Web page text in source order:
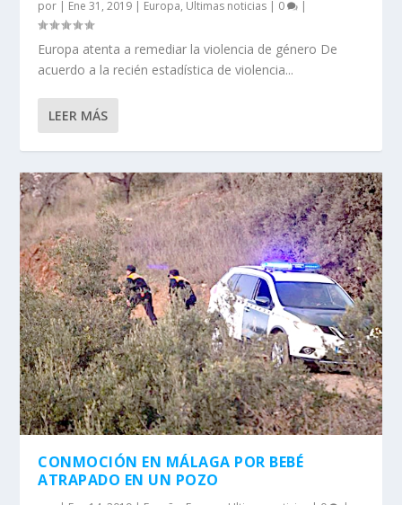
por | Ene 31, 2019 | Europa, Ultimas noticias | 0 |
Europa atenta a remediar la violencia de género De
acuerdo a la recién estadística de violencia...
LEER MÁS
CONMOCIÓN EN MÁLAGA POR BEBÉ
ATRAPADO EN UN POZO